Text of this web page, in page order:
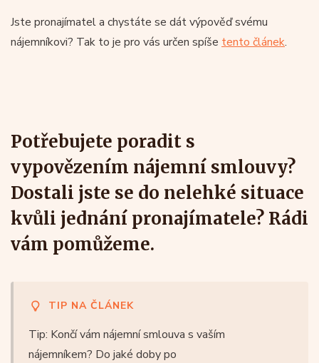
Jste pronajímatel a chystáte se dát výpověď svému
nájemníkovi? Tak to je pro vás určen spíše tento článek.
Potřebujete poradit s
vypovězením nájemní smlouvy?
Dostali jste se do nelehké situace
kvůli jednání pronajímatele? Rádi
vám pomůžeme.
TIP NA ČLÁNEK
Tip: Končí vám nájemní smlouva s vaším
nájemníkem? Do jaké doby po